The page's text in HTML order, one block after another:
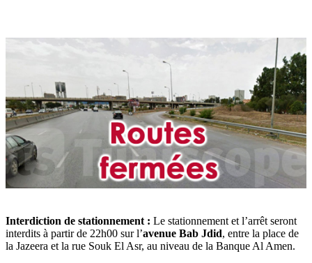
Interdiction de stationnement : Le stationnement et l’arrêt seront
interdits à partir de 22h00 sur l’avenue Bab Jdid, entre la place de
la Jazeera et la rue Souk El Asr, au niveau de la Banque Al Amen.